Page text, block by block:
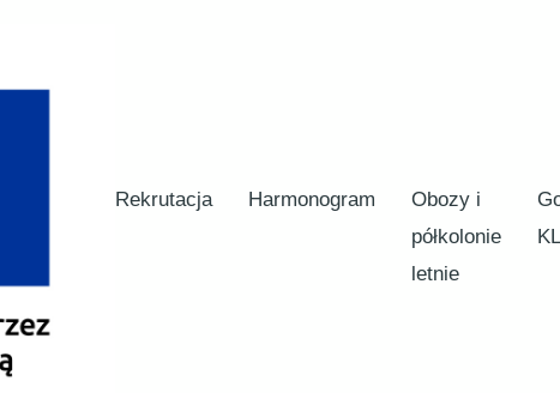
Rekrutacja Harmonogram
Obozy i
półkolonie
letnie